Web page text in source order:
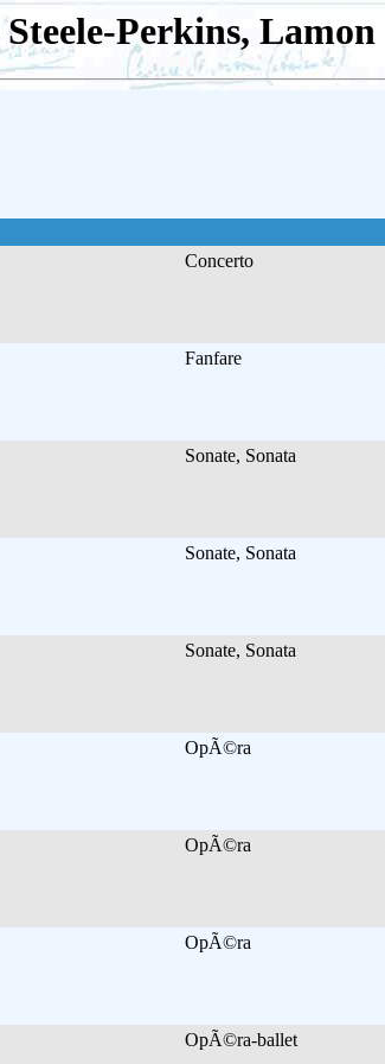
Perkins, Lamon
Concerto
Fanfare
Sonate, Sonata
Sonate, Sonata
Sonate, Sonata
OpÃ©ra
OpÃ©ra
OpÃ©ra
OpÃ©ra-ballet